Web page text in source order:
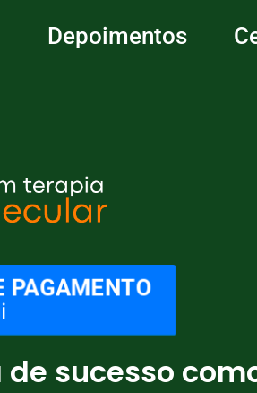
Depoimentos
PAGAMENTO
sucesso